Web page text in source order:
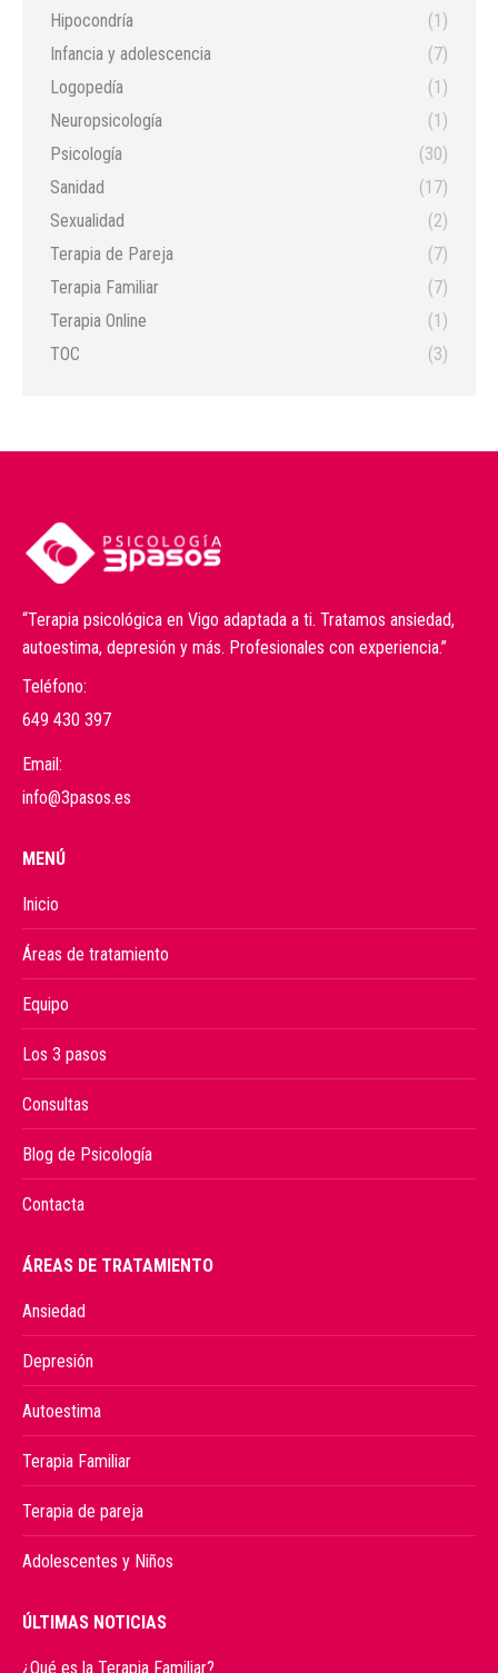
Hipocondría
(1)
Infancia y adolescencia
(7)
Logopedía
(1)
Neuropsicología
(1)
Psicología
(30)
Sanidad
(17)
Sexualidad
(2)
Terapia de Pareja
(7)
Terapia Familiar
(7)
Terapia Online
(1)
TOC
(3)
“Terapia psicológica en Vigo adaptada a ti. Tratamos ansiedad,
autoestima, depresión y más. Profesionales con experiencia.”
Teléfono:
649 430 397
Email:
info@3pasos.es
MENÚ
Inicio
Áreas de tratamiento
Equipo
Los 3 pasos
Consultas
Blog de Psicología
Contacta
ÁREAS DE TRATAMIENTO
Ansiedad
Depresión
Autoestima
Terapia Familiar
Terapia de pareja
Adolescentes y Niños
ÚLTIMAS NOTICIAS
¿Qué es la Terapia Familiar?